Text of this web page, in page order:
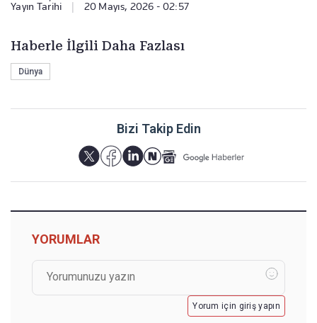
Yayın Tarihi 20 Mayıs, 2026 - 02:57
Haberle İlgili Daha Fazlası
Dünya
Bizi Takip Edin
YORUMLAR
Yorum için giriş yapın